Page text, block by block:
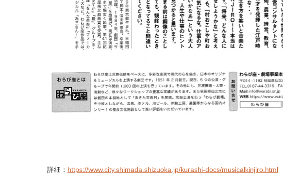
詳細： https://www.city.shimada.shizuoka.jp/kurashi-docs/musicalkinjiro.html